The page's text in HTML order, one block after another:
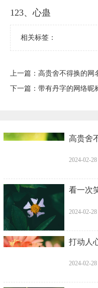
123、心蛊
相关标签：
上一篇： 高贵舍不得换的网
下一篇： 带有丹字的网络昵
高贵舍
2024-02-
看一次
2024-02-
打动人
2024-02-